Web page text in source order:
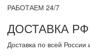
РАБОТАЕМ 24/7
ДОСТАВКА
Доставка по всей